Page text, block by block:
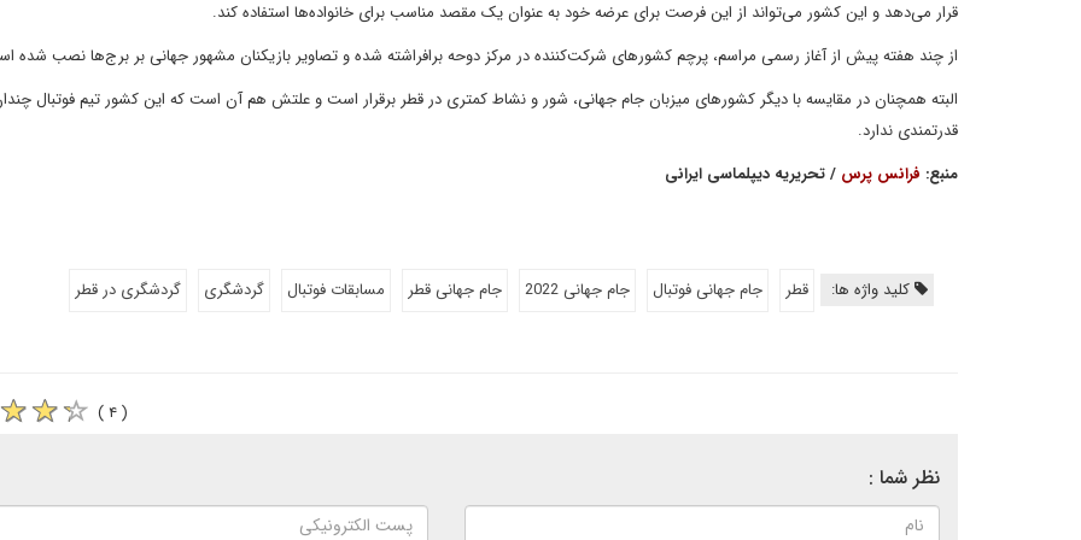
قرار می‌دهد و این کشور می‌تواند از این فرصت برای عرضه خود به عنوان یک مقصد مناسب برای خانواده‌ها استفاده کند.
از چند هفته پیش از آغاز رسمی مراسم، پرچم کشورهای شرکت‌کننده در مرکز دوحه برافراشته شده و تصاویر بازیکنان مشهور جهانی بر برج‌ها نصب شده
البته همچنان در مقایسه با دیگر کشورهای میزبان جام جهانی، شور و نشاط کمتری در قطر برقرار است و علتش هم آن است که این کشور تیم فوتبال
قدرتمندی ندارد.
منبع: فرانس پرس / تحریریه دیپلماسی ایرانی
کلید واژه ها: قطر جام جهانی فوتبال جام جهانی 2022 جام جهانی قطر مسابقات فوتبال گردشگری گردشگری در قطر
( ۴ )
نظر شما :